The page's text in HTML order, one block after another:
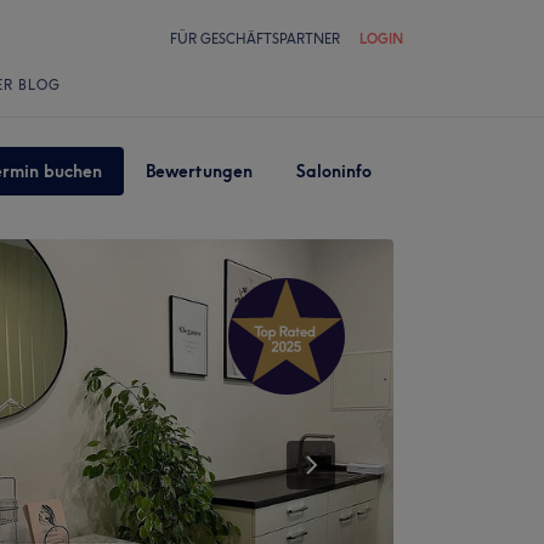
FÜR GESCHÄFTSPARTNER LOGIN
BLOG
buchen Bewertungen Saloninfo